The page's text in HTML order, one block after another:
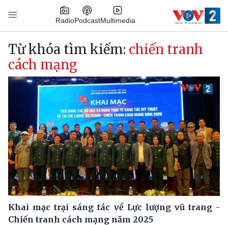
Nhảy đến nội dung
RadioPodcastMultimedia
Main navigation
Từ khóa tìm kiếm: chiến tranh
cách mạng
Khai mạc trại sáng tác về Lực lượng vũ trang -
Chiến tranh cách mạng năm 2025